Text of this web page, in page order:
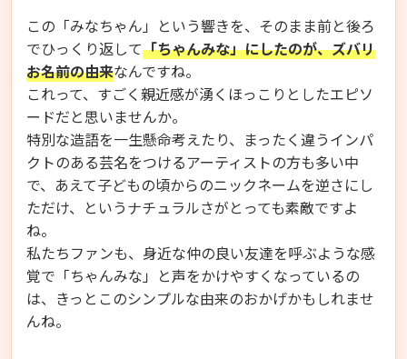
この「みなちゃん」という響きを、そのまま前と後ろ
でひっくり返して「ちゃんみな」にしたのが、ズバリ
お名前の由来なんですね。
これって、すごく親近感が湧くほっこりとしたエピソ
ードだと思いませんか。
特別な造語を一生懸命考えたり、まったく違うインパ
クトのある芸名をつけるアーティストの方も多い中
で、あえて子どもの頃からのニックネームを逆さにし
ただけ、というナチュラルさがとっても素敵ですよ
ね。
私たちファンも、身近な仲の良い友達を呼ぶような感
覚で「ちゃんみな」と声をかけやすくなっているの
は、きっとこのシンプルな由来のおかげかもしれませ
んね。